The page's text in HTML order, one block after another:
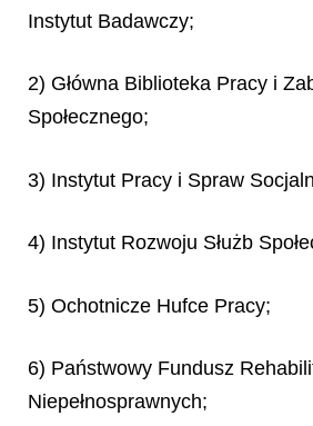
Instytut Badawczy;
2) Główna Biblioteka Pracy i
Społecznego;
3) Instytut Pracy i Spraw
4) Instytut Rozwoju Służb
5) Ochotnicze Hufce Pracy;
6) Państwowy Fundusz
Niepełnosprawnych;